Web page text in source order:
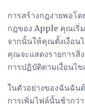
การสร้างกฎง่ายพอโ
กฎของ Apple คุณเริ่
จากนั้นให้คุณตั้งเงื่อน
คุณจะแสดงรายการสิ่
การปฏิบัติตามเงื่อนไข
ในตัวอย่างของฉันฉัน
การเพิ่มไฟล์นั้นช้ากว่